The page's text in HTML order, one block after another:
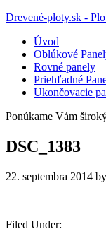
Drevené-ploty.sk -
Úvod
Oblúkové
Rovné panely
Priehľadné
Ukončovacie
Ponúkame Vám
DSC_1383
22. septembra 2014 by
Filed Under: